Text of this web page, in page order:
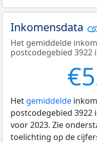
Inkomensdata
Het gemiddelde
postcodegebied 3922
Het gemiddelde
postcodegebied 3922
voor 2023. Zie
toelichting op de